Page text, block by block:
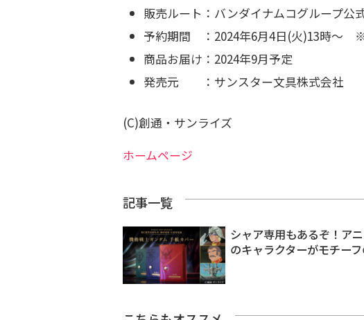
販売ルート：バンダイナムコグループ公
予約期間 ：2024年6月4日(火)13時〜
商品お届け：2024年9月予定
発売元 ：サンスター文具株式会社
(C)創通・サンライズ
ホームページ
記事一覧
シャア専用もあるぞ！ア
のキャラクターがモチー